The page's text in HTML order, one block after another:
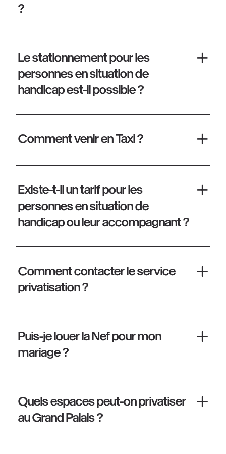
?
Le stationnement pour les
personnes en situation de
handicap est-il possible ?
Comment venir en Taxi ?
Existe-t-il un tarif pour les
personnes en situation de
handicap ou leur accompagnant ?
Comment contacter le service
privatisation ?
Puis-je louer la Nef pour mon
mariage ?
Quels espaces peut-on privatiser
au Grand Palais ?